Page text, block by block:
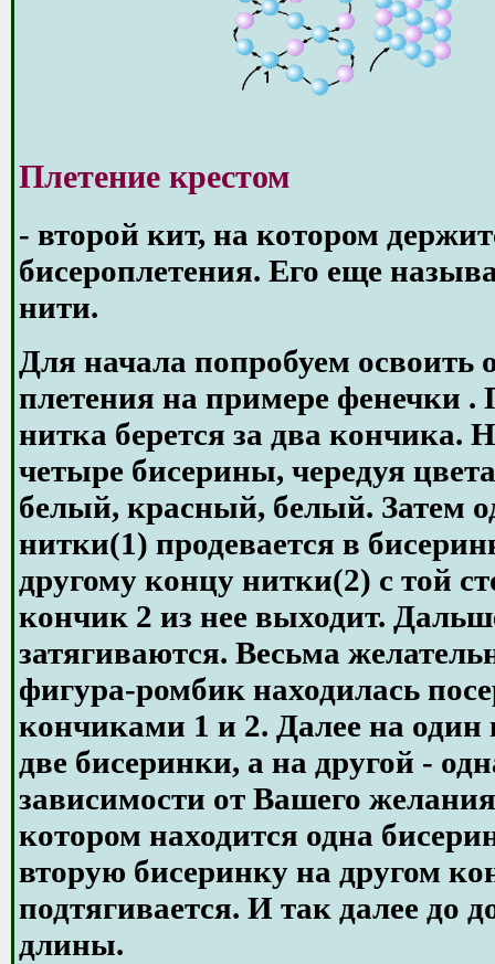
Плетение крестом
- второй кит, на котором
бисероплетения. Его еще
нити.
Для начала попробуем освоить
плетения на примере фенечки .
нитка берется за два кончика.
четыре бисерины, чередуя
белый, красный, белый. Затем
нитки(1) продевается в
другому концу нитки(2) с той
кончик 2 из нее выходит.
затягиваются. Весьма
фигура-ромбик находилась
кончиками 1 и 2. Далее на
две бисеринки, а на другой -
зависимости от Вашего
котором находится одна
вторую бисеринку на другом
подтягивается. И так далее до
длины.